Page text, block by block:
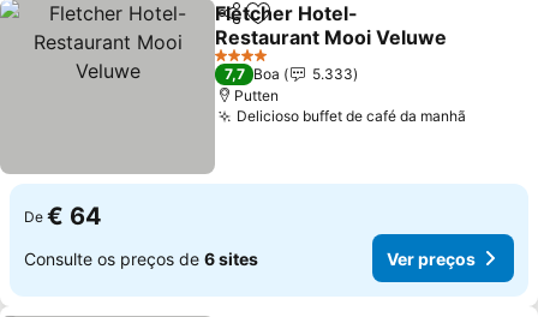
PartilharAdicionar aos favoritos
Fletcher Hotel-
Restaurant Mooi Veluwe
Ver preços
4 Estrelas
7,7 Boa
5.333
Putten
Delicioso buffet de café da manhã
De € 64
Consulte os preços de 6 sites Ver preços